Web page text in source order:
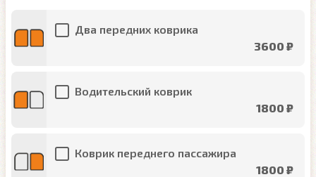
Два передних коврика
3600 ₽
Водительский коврик
1800 ₽
Коврик переднего пассажира
1800 ₽